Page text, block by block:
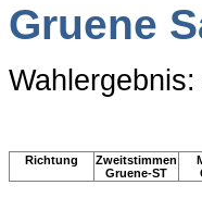
Gruene
Richtung
Zweitstimmen
Gruene-ST